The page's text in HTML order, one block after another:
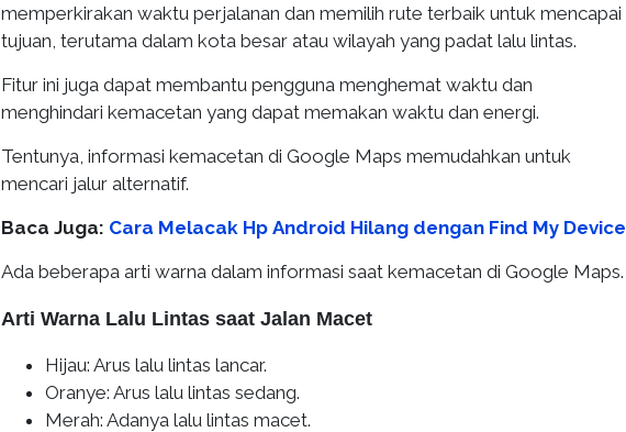
memperkirakan waktu perjalanan dan memilih rute terbaik untuk mencapai
tujuan, terutama dalam kota besar atau wilayah yang padat lalu lintas.
Fitur ini juga dapat membantu pengguna menghemat waktu dan
menghindari kemacetan yang dapat memakan waktu dan energi.
Tentunya, informasi kemacetan di Google Maps memudahkan untuk
mencari jalur alternatif.
Baca Juga: Cara Melacak Hp Android Hilang dengan Find My Device
Ada beberapa arti warna dalam informasi saat kemacetan di Google Maps.
Arti Warna Lalu Lintas saat Jalan Macet
Hijau: Arus lalu lintas lancar.
Oranye: Arus lalu lintas sedang.
Merah: Adanya lalu lintas macet.